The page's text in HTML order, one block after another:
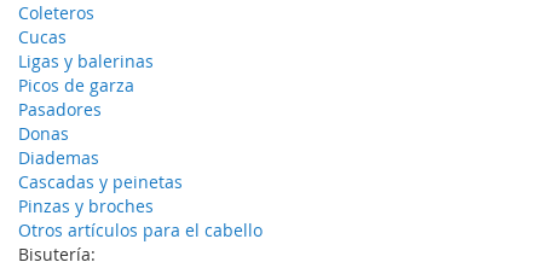
Coleteros
Cucas
Ligas y balerinas
Picos de garza
Pasadores
Donas
Diademas
Cascadas y peinetas
Pinzas y broches
Otros artículos para el cabello
Bisutería: